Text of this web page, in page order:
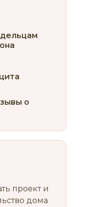
о
проект и
дома